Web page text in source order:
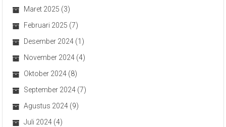
Maret 2025 (3)
Februari 2025 (7)
Desember 2024 (1)
November 2024 (4)
Oktober 2024 (8)
September 2024 (7)
Agustus 2024 (9)
Juli 2024 (4)